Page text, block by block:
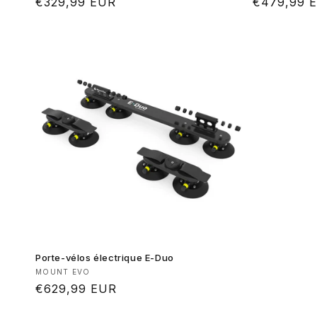
Porte-vélos électrique E-Duo
Fournisseur :
MOUNT EVO
Prix
€629,99 EUR